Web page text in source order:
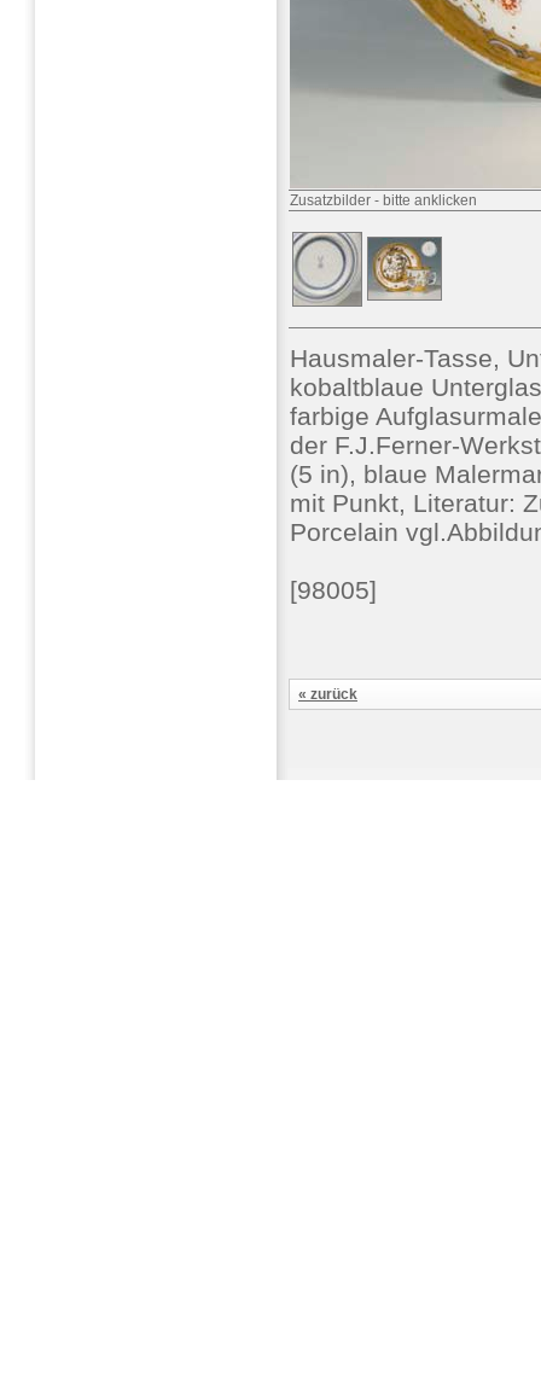
Zusatzbilder - bitte anklicken
Hausmaler-Tasse,
kobaltblaue
farbige
der F.J.Ferner-
(5 in), blaue
mit Punkt, Literatur:
Porcelain
[98005]
« zurück